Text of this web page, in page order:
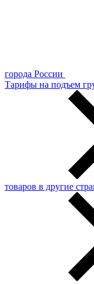
города России
Тарифы на подъем
товаров в другие